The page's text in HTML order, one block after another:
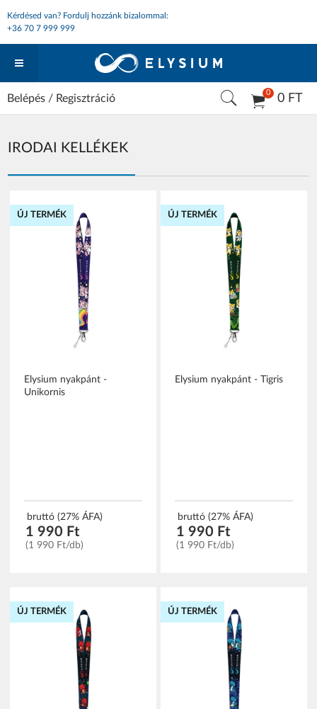
Kérdésed van? Fordulj hozzánk bizalommal:
+36 70 7 999 999
0 0 FT
Belépés / Regisztráció
IRODAI KELLÉKEK
ÚJ TERMÉK
Elysium nyakpánt -
Unikornis
bruttó (27% ÁFA)
1 990 Ft
(1 990 Ft/db)
ÚJ TERMÉK
Elysium nyakpánt - Tigris
bruttó (27% ÁFA)
1 990 Ft
(1 990 Ft/db)
ÚJ TERMÉK ÚJ TERMÉK